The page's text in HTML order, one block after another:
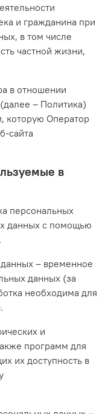
и гражданина при
в том числе
частной жизни,
в отношении
– Политика)
которую Оператор
сайта
в
персональных
данных с помощью
– временное
данных (за
необходима для
и
программ для
их доступность в